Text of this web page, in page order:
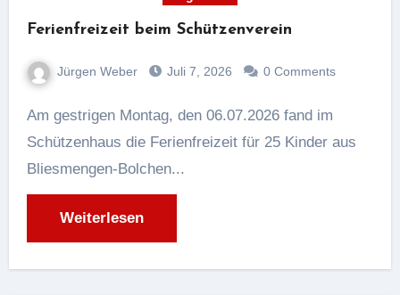
Ferienfreizeit beim Schützenverein
Jürgen Weber Juli 7, 2026 0 Comments
Am gestrigen Montag, den 06.07.2026 fand im
Schützenhaus die Ferienfreizeit für 25 Kinder aus
Bliesmengen-Bolchen...
Weiterlesen